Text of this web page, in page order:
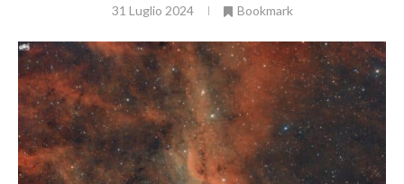
31 Luglio 2024 Bookmark